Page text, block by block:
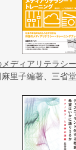
ディアリテラシ
里子編著、三省